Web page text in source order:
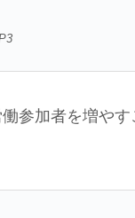
参加者を増や